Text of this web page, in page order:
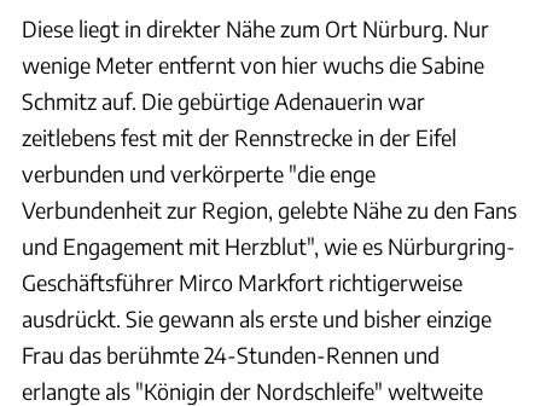
Diese liegt in direkter Nähe zum Ort Nürburg. Nur
wenige Meter entfernt von hier wuchs die Sabine
Schmitz auf. Die gebürtige Adenauerin war
zeitlebens fest mit der Rennstrecke in der Eifel
verbunden und verkörperte "die enge
Verbundenheit zur Region, gelebte Nähe zu den Fans
und Engagement mit Herzblut", wie es Nürburgring-
Geschäftsführer Mirco Markfort richtigerweise
ausdrückt. Sie gewann als erste und bisher einzige
Frau das berühmte 24-Stunden-Rennen und
erlangte als "Königin der Nordschleife" weltweite